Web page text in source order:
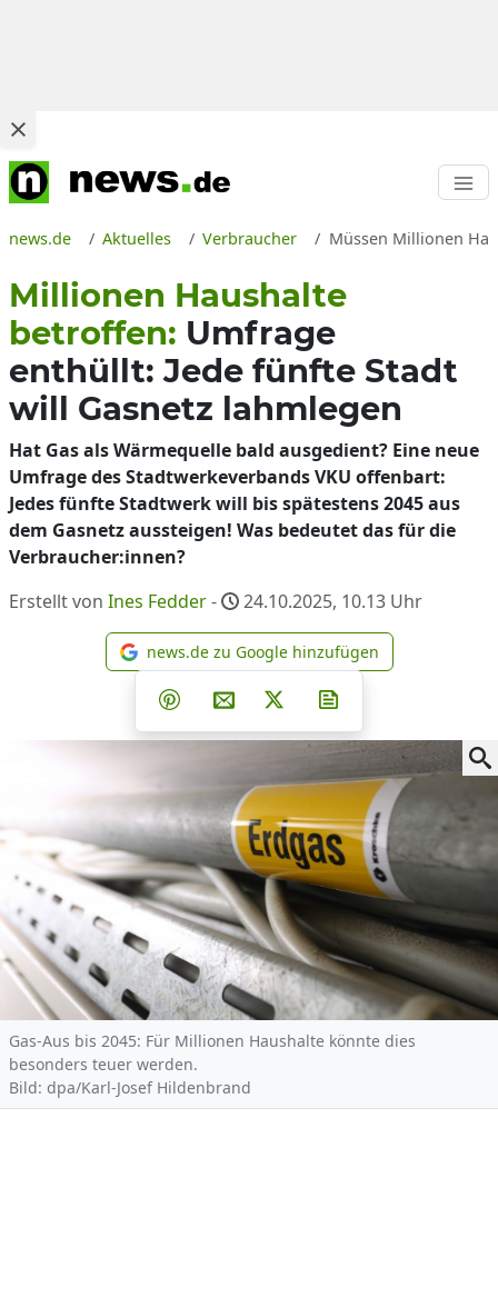
news.de Aktuelles Verbraucher Müssen Millionen
Millionen Haushalte
betroffen: Umfrage
enthüllt: Jede fünfte Stadt
will Gasnetz lahmlegen
Hat Gas als Wärmequelle bald ausgedient? Eine neue
Umfrage des Stadtwerkeverbands VKU offenbart:
Jedes fünfte Stadtwerk will bis spätestens 2045 aus
dem Gasnetz aussteigen! Was bedeutet das für die
Verbraucher:innen?
Erstellt von Ines Fedder- 24.10.2025, 10.13 Uhr
news.de zu Google
news.de zu Google hinzufügen
Teilen auf Facebook
Teilen auf Whatsapp
Teilen auf Telegram
Teilen auf Pinterest
Per E-Mail teilen
Post auf X
Gas-Aus bis 2045: Für Millionen Haushalte könnte dies
besonders teuer werden.
Bild: dpa/Karl-Josef Hildenbrand